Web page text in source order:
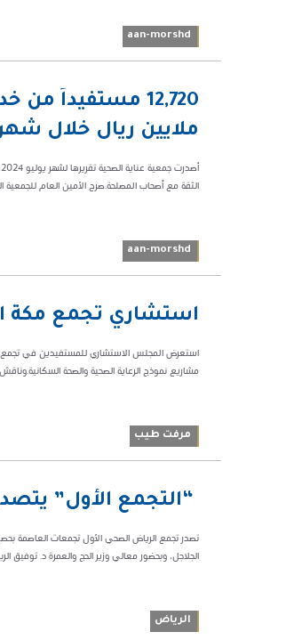
aan-morshd
ملايين ريال خلال شهر
الثقة مع أصحاب المصلحة.صرح الأمين العام للجمعية
aan-morshd
استشاري تجمع مكة
استعرض المجلس الاستشاري للمستفيدين في تجمع
مشاريع نموذج الرعاية الصحية والصحة
مرفت طيب
“التجمع الأول”
الجلاجل، وبحضور معالي وزير الحج والعمرة د. توفيق
الرياض